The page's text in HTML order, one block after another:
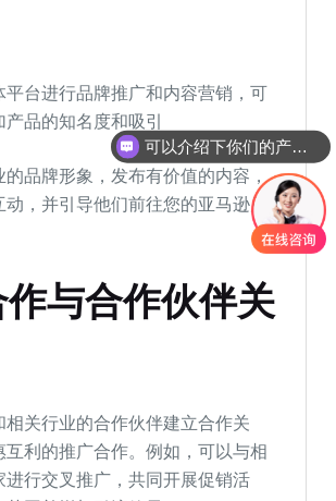
平台进行品牌推广和内容营销，可
产品的知名度和吸引
的品牌形象，发布有价值的内容，
，并引导他们前往您的亚马逊店
与合作伙伴关
相关行业的合作伙伴建立合作关
互利的推广合作。例如，可以与相
进行交叉推广，共同开展促销活
可以介绍下你们的产品么
你们是怎么收费的呢